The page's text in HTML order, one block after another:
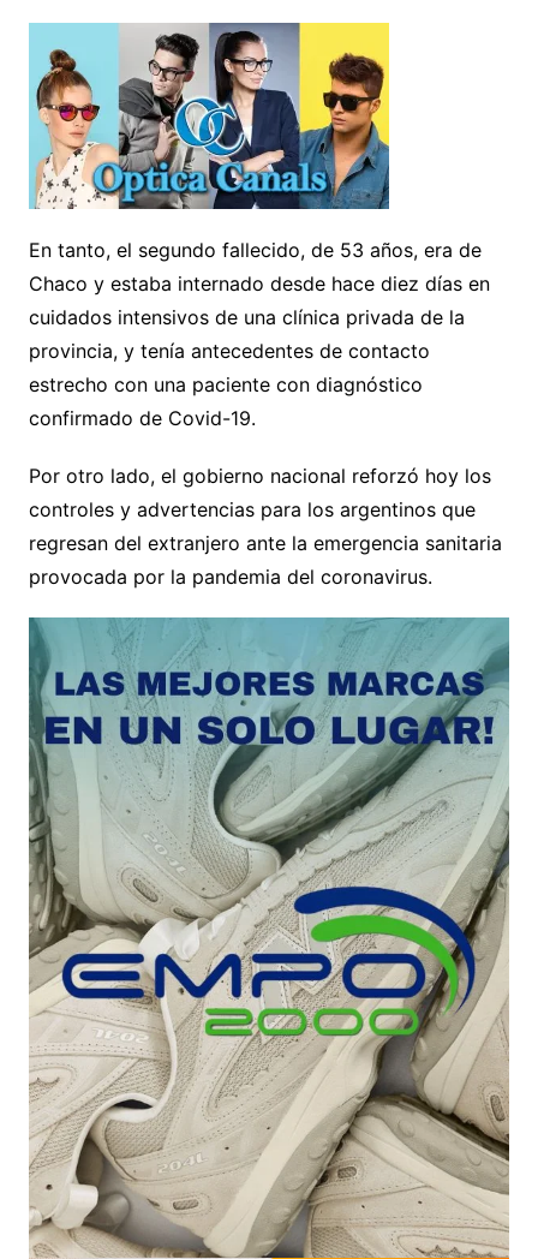
En tanto, el segundo fallecido, de 53 años, era de
Chaco y estaba internado desde hace diez días en
cuidados intensivos de una clínica privada de la
provincia, y tenía antecedentes de contacto
estrecho con una paciente con diagnóstico
confirmado de Covid-19.
Por otro lado, el gobierno nacional reforzó hoy los
controles y advertencias para los argentinos que
regresan del extranjero ante la emergencia sanitaria
provocada por la pandemia del coronavirus.